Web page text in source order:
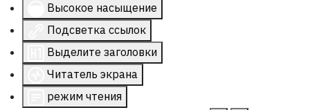
Высокое насыщение
Подсветка ссылок
Выделите заголовки
Читатель экрана
режим чтения